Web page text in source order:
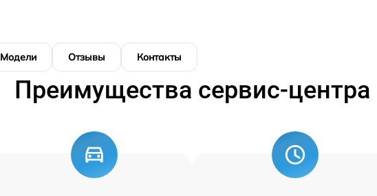
Модели Отзывы Контакты
Преимущества сервис-центра